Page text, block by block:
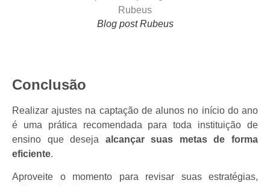
Blog post Rubeus
Conclusão
Realizar ajustes na captação de alunos no início do ano
é uma prática recomendada para toda instituição de
ensino que deseja alcançar suas metas de forma
eficiente.
Aproveite o momento para revisar suas estratégias,